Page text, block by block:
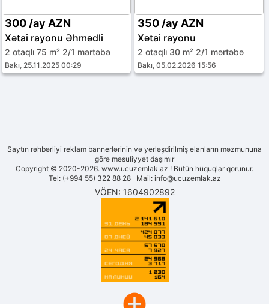
300 /ay AZN
Xətai rayonu Əhmədli
2 otaqlı 75 m² 2/1 mərtəbə
Bakı, 25.11.2025 00:29
350 /ay AZN
Xətai rayonu
2 otaqlı 30 m² 2/1 mərtəbə
Bakı, 05.02.2026 15:56
Saytın rəhbərliyi reklam bannerlərinin və yerləşdirilmiş elanların məzmununa
görə məsuliyyət daşımır
Copyright © 2020-2026. www.ucuzemlak.az ! Bütün hüquqlar qorunur.
Tel: (+994 55) 322 88 28 Mail: info@ucuzemlak.az
VÖEN: 1604902892